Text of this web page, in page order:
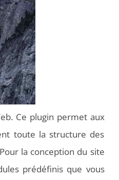
Ce plugin permet aux
toute la structure des
la conception du site
prédéfinis que vous